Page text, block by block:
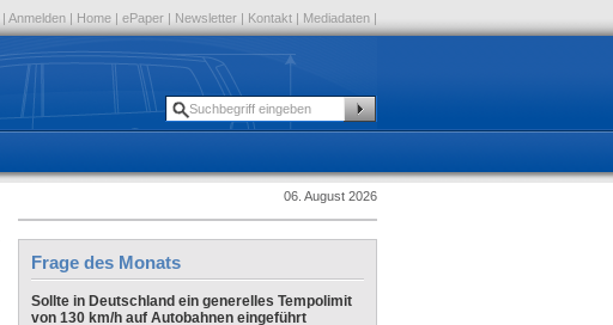
| Anmelden | Home | ePaper | Newsletter | Kontakt | Mediadaten |
06. August 2026
Frage des Monats
Sollte in Deutschland ein generelles Tempolimit
von 130 km/h auf Autobahnen eingeführt